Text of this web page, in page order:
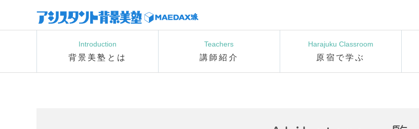
Introduction
背景美塾とは
Teachers
講師紹介
Harajuku Classroom
原宿で学ぶ